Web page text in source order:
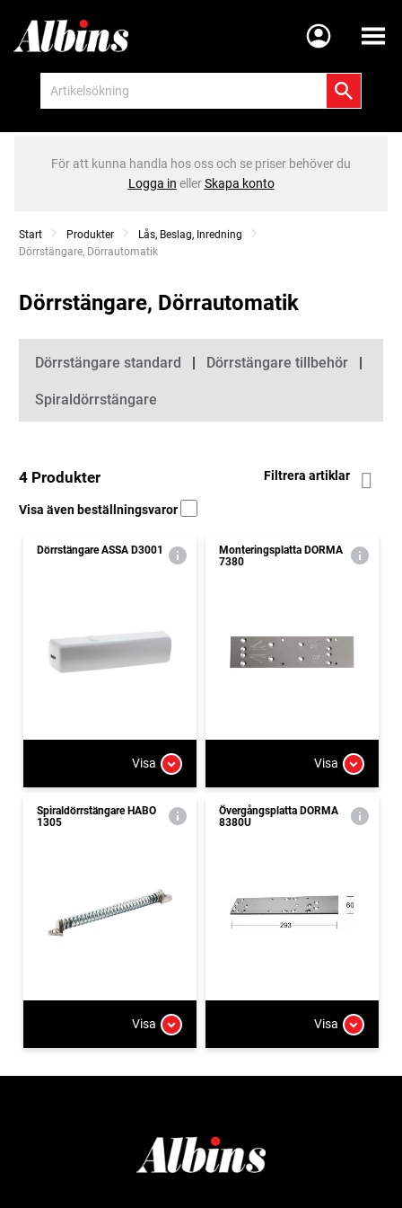
Meny
För att kunna handla hos oss och se priser behöver du
Logga in ellerSkapa konto
Start Produkter
Lås, Beslag, Inredning
Current:
Dörrstängare, Dörrautomatik
Dörrstängare, Dörrautomatik
Kategorier
Dörrstängare standard Dörrstängare tillbehör
Spiraldörrstängare
4 Produkter Filtrera artiklar
Visa även beställningsvaror
Dörrstängare ASSA D3001
Visa
Monteringsplatta DORMA
7380
Visa
Spiraldörrstängare HABO
1305
Visa
Övergångsplatta DORMA
8380U
Visa